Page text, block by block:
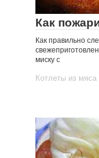
Как
Как правильно
миску с
Котлеты из мяса